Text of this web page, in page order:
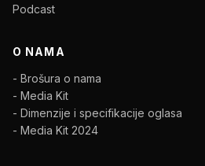
Podcast
O NAMA
- Brošura o nama
- Media Kit
- Dimenzije i specifikacije oglasa
- Media Kit 2024